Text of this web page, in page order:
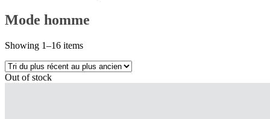
Mode homme
Showing 1–16 items
Out of stock